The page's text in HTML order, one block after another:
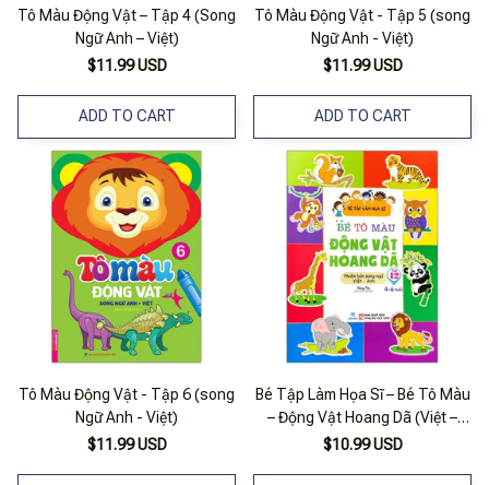
Tô Màu Động Vật – Tập 4 (Song
Ngữ Anh – Việt)
$11.99 USD
ADD TO CART
Tô Màu Động Vật - Tập 5 (song
Ngữ Anh - Việt)
$11.99 USD
ADD TO CART
Tô Màu Động Vật - Tập 6 (song
Ngữ Anh - Việt)
$11.99 USD
Bé Tập Làm Họa Sĩ – Bé Tô Màu
– Động Vật Hoang Dã (Việt –
Anh)
$10.99 USD